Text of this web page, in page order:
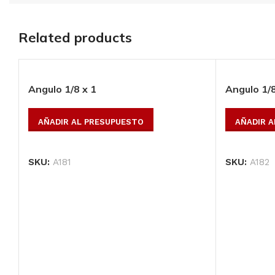
PRESUPUESTO
15918
Related products
Angulo 1/8 x 1
AÑADIR AL PRESUPUESTO
SKU: A181
Angulo 1/
AÑADIR
SKU: A182